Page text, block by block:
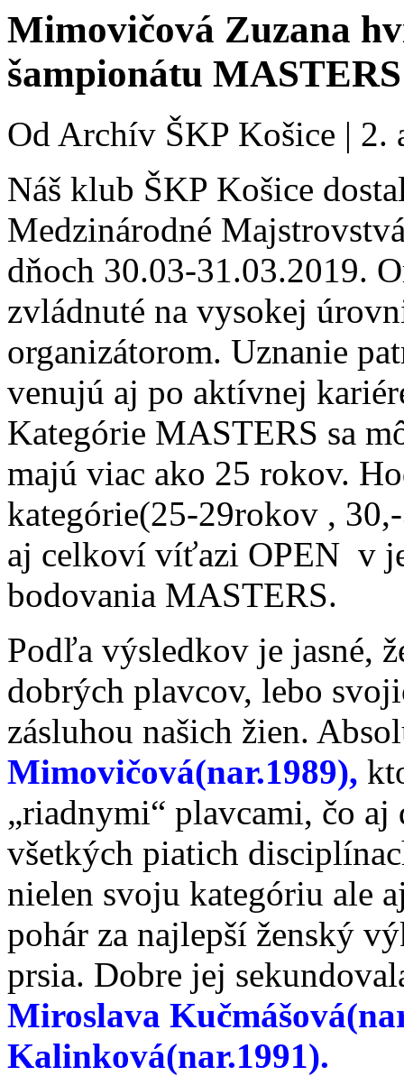
Mimovičová Zuzana
šampionátu
Od Archív ŠKP Košice | 2.
Náš klub ŠKP Košice
Medzinárodné
dňoch 30.03-31.03.2019.
zvládnuté na vysokej
organizátorom. Uznanie
venujú aj po aktívnej
Kategórie MASTERS sa
majú viac ako 25 rokov.
kategórie(25-29rokov ,
aj celkoví víťazi OPEN v
bodovania MASTERS.
Podľa výsledkov je jasné,
dobrých plavcov, lebo
zásluhou našich žien.
Mimovičová(nar.1989),
„riadnymi“ plavcami, čo aj
všetkých piatich
nielen svoju kategóriu ale
pohár za najlepší ženský
prsia. Dobre jej
Miroslava
Kalinková(nar.1991).